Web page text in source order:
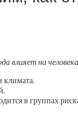
влияет на
климата.
в группах